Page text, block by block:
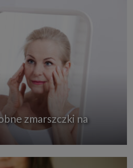
zmarszczki na